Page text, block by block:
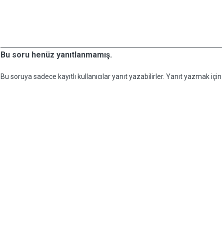
Bu soru henüz yanıtlanmamış.
Bu soruya sadece kayıtlı kullanıcılar yanıt yazabilirler. Yanıt yazmak